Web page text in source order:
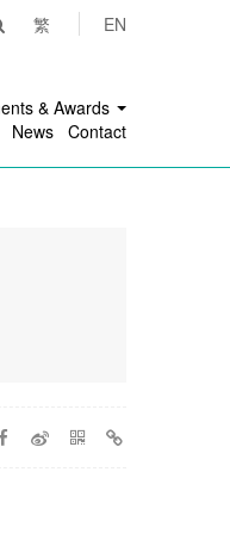
繁 EN
& Awards
News Contact